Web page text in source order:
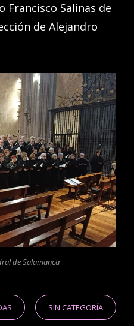
Francisco Salinas de
de Alejandro
de Salamanca
SIN CATEGORÍA